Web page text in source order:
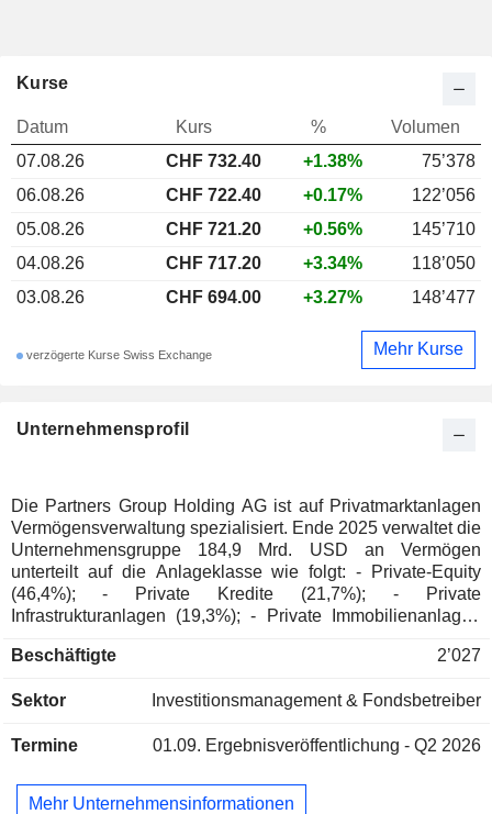
Unternehmensprofil
Die Partners Group Holding AG ist auf Privatmarktanlagen
Vermögensverwaltung spezialisiert. Ende 2025 verwaltet die
Unternehmensgruppe 184,9 Mrd. USD an Vermögen
unterteilt auf die Anlageklasse wie folgt: - Private-Equity
(46,4%); - Private Kredite (21,7%); - Private
Infrastrukturanlagen (19,3%); - Private Immobilienanlagen
verteilen sich die einnahmen wie folgt: Schweiz (6,7%),
(19,4%) und sonstige (11,3%).
Beschäftigte 2’027
Sektor Investitionsmanagement & Fondsbetreiber
Termine 01.09. Ergebnisveröffentlichung - Q2 2026
Mehr Unternehmensinformationen
Kurse
Datum Kurs %
Volumen
07.08.26
CHF 732.40 +1.38%
75’378
06.08.26
CHF 722.40 +0.17%
122’056
05.08.26
CHF 721.20 +0.56%
145’710
04.08.26
CHF 717.20 +3.34%
118’050
03.08.26
CHF 694.00 +3.27% 148’477
verzögerte Kurse Swiss Exchange Mehr Kurse